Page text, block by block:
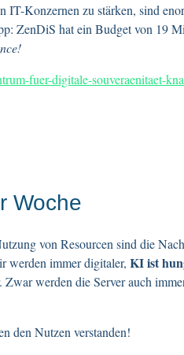
IT-Konzernen zu stärken, sind
ZenDiS hat ein Budget von 19
fuer-digitale-souveraenitaet-
Woche
von Resourcen sind die
werden immer digitaler, KI ist
werden die Server auch
den Nutzen verstanden!